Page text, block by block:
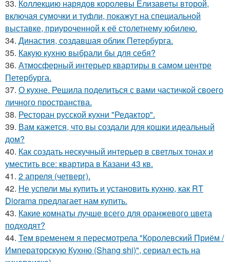
33. Коллекцию нарядов королевы Елизаветы второй,
включая сумочки и туфли, покажут на специальной
выставке, приуроченной к её столетнему юбилею.
34. Династия, создавшая облик Петербурга.
35. Какую кухню выбрали бы для себя?
36. Атмосферный интерьер квартиры в самом центре
Петербурга.
37. О кухне. Решила поделиться с вами частичкой своего
личного пространства.
38. Ресторан русской кухни "Редактор".
39. Вам кажется, что вы создали для кошки идеальный
дом?
40. Как создать нескучный интерьер в светлых тонах и
уместить все: квартира в Казани 43 кв.
41. 2 апреля (четверг).
42. Не успели мы купить и установить кухню, как RT
Diorama предлагает нам купить.
43. Какие комнаты лучше всего для оранжевого цвета
подходят?
44. Тем временем я пересмотрела "Королевский Приём /
Императорскую Кухню (Shang shi)", сериал есть на